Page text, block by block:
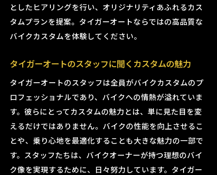
としたヒアリングを行い、オリジナリティあふれるカス
タムプランを提案。タイガーオートならではの高品質な
バイクカスタムを体験してください。
タイガーオートのスタッフに聞くカスタムの魅力
タイガーオートのスタッフは全員がバイクカスタムのプ
ロフェッショナルであり、バイクへの情熱が溢れていま
す。彼らにとってカスタムの魅力とは、単に見た目を変
えるだけではありません。バイクの性能を向上させるこ
とや、乗り心地を最適化することも大きな魅力の一部で
す。スタッフたちは、バイクオーナーが持つ理想のバイ
ク像を実現するために、日々努力しています。タイガー